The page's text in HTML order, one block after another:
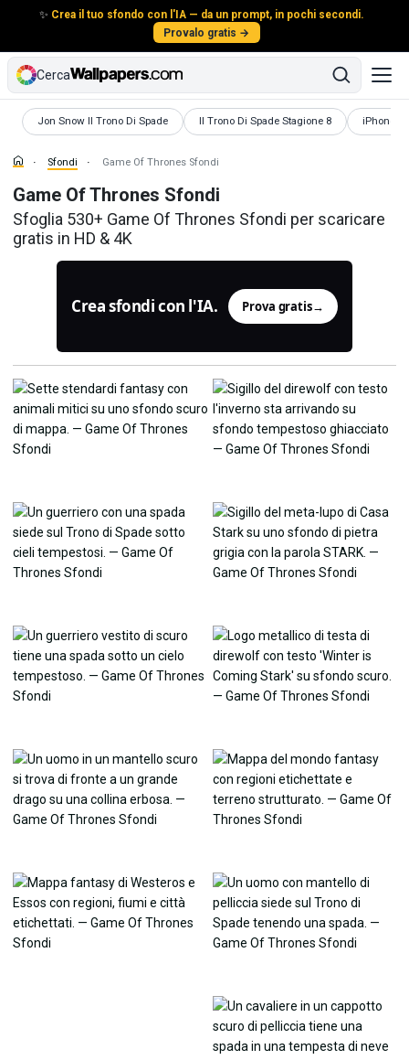
✨ Crea il tuo sfondo con l'IA — da un prompt, in pochi secondi.
Provalo gratis →
Cerca
Jon Snow Il Trono Di Spade
Sfondi Il Trono Di Spade Stagione 8
Sfondi iPhone
Sfondi
Sfondi Game Of Thrones Sfondi
Game Of Thrones Sfondi
Sfoglia 530+ Game Of Thrones Sfondi per scaricare
gratis in HD & 4K
Crea sfondi con l'IA. Prova gratis→